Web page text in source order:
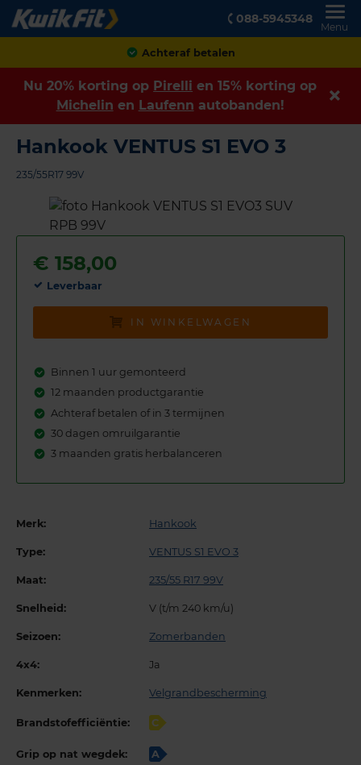
088-5945348
Menu
Achteraf betalen
Nu 20% korting op Pirelli en 15% korting op
Michelin en Laufenn autobanden!
Hankook VENTUS S1 EVO 3
235/55R17 99V
€ 158,00
Leverbaar
IN WINKELWAGEN
Binnen 1 uur gemonteerd
12 maanden productgarantie
Achteraf betalen of in 3 termijnen
30 dagen omruilgarantie
3 maanden gratis herbalanceren
Merk: Hankook
Type: VENTUS S1 EVO 3
Maat: 235/55 R17 99V
Snelheid: V (t/m 240 km/u)
Seizoen: Zomerbanden
4x4: Ja
Kenmerken: Velgrandbescherming
Brandstofefficiëntie: C
Grip op nat wegdek: A